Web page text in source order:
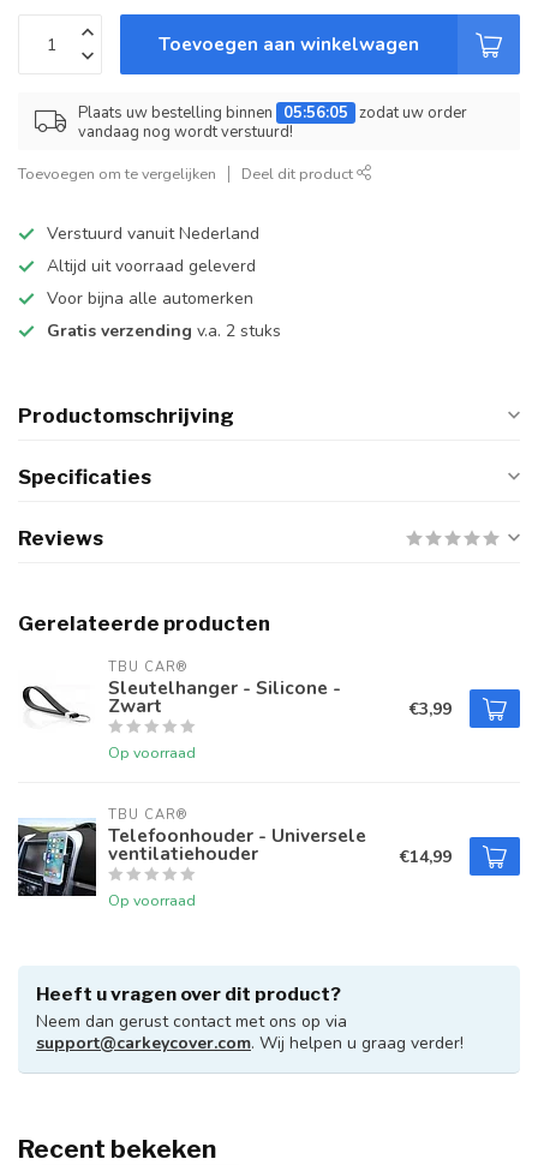
Toevoegen aan winkelwagen
Plaats uw bestelling binnen 05:56:05 zodat uw order
vandaag nog wordt verstuurd!
Toevoegen om te vergelijken Deel dit product
Verstuurd vanuit Nederland
Altijd uit voorraad geleverd
Voor bijna alle automerken
Gratis verzending v.a. 2 stuks
Productomschrijving
Specificaties
Reviews
Gerelateerde producten
TBU CAR®
Sleutelhanger - Silicone -
Zwart
Op voorraad
€3,99
TBU CAR®
Telefoonhouder - Universele
ventilatiehouder
Op voorraad
€14,99
Heeft u vragen over dit product?
Neem dan gerust contact met ons op via
support@carkeycover.com. Wij helpen u graag verder!
Recent bekeken